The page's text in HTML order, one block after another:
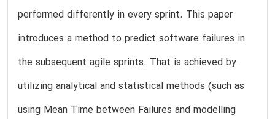
performed differently in every sprint. This paper
introduces a method to predict software failures in
the subsequent agile sprints. That is achieved by
utilizing analytical and statistical methods (such as
using Mean Time between Failures and modelling